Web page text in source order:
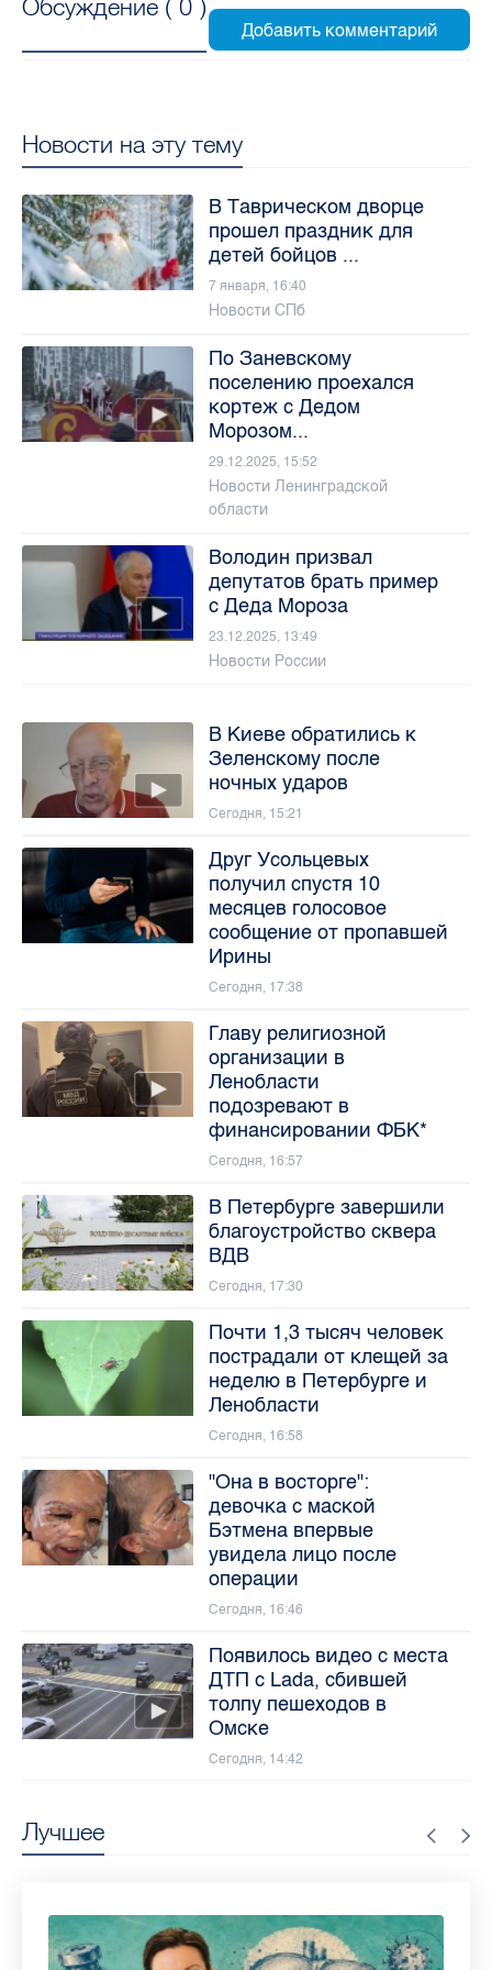
Обсуждение ( 0 )
Лучшее
Новости на эту тему
В Таврическом дворце
прошел праздник для
детей бойцов ...
7 января, 16:40
Новости СПб
По Заневскому
поселению проехался
кортеж с Дедом
Морозом...
29.12.2025, 15:52
Новости Ленинградской
области
Володин призвал
депутатов брать пример
с Деда Мороза
23.12.2025, 13:49
Новости России
В Киеве обратились к
Зеленскому после
ночных ударов
Сегодня, 15:21
Друг Усольцевых
получил спустя 10
месяцев голосовое
сообщение от пропавшей
Ирины
Сегодня, 17:38
Главу религиозной
организации в
Ленобласти
подозревают в
финансировании ФБК*
Сегодня, 16:57
В Петербурге завершили
благоустройство сквера
ВДВ
Сегодня, 17:30
Почти 1,3 тысяч человек
пострадали от клещей за
неделю в Петербурге и
Ленобласти
Сегодня, 16:58
"Она в восторге":
девочка с маской
Бэтмена впервые
увидела лицо после
операции
Сегодня, 16:46
Появилось видео с места
ДТП с Lada, сбившей
толпу пешеходов в
Омске
Сегодня, 14:42